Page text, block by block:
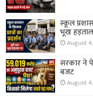
स्कूल
भूख
August
सरकार ने
बजट
August